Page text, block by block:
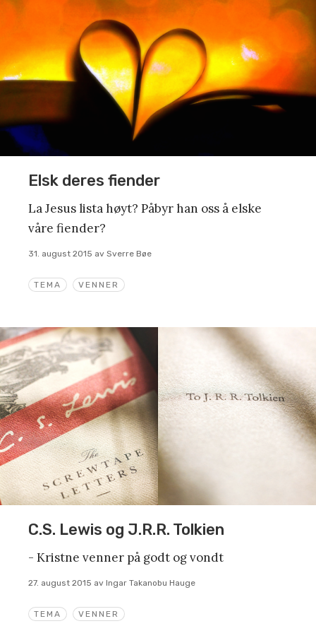
TEMA VENNER
Elsk deres fiender
La Jesus lista høyt? Påbyr han oss å elske
våre fiender?
31. august 2015 av Sverre Bøe
TEMA VENNER
C.S. Lewis og J.R.R. Tolkien
- Kristne venner på godt og vondt
27. august 2015 av Ingar Takanobu Hauge